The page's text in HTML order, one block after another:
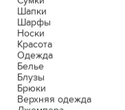
Шапки
Шарфы
Носки
Красота
Одежда
Белье
Блузы
Брюки
Верхняя одежда